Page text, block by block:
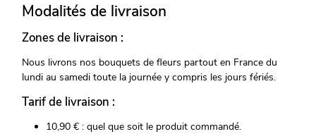
Modalités de livraison
Zones de livraison :
Nous livrons nos bouquets de fleurs partout en France du
lundi au samedi toute la journée y compris les jours fériés.
Tarif de livraison :
10,90 € : quel que soit le produit commandé.